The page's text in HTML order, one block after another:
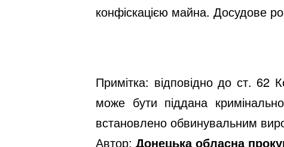
конфіскацією майна. Досудове
Примітка: відповідно до ст. 62
може бути піддана
встановлено обвинувальним
Автор: Донецька обласна